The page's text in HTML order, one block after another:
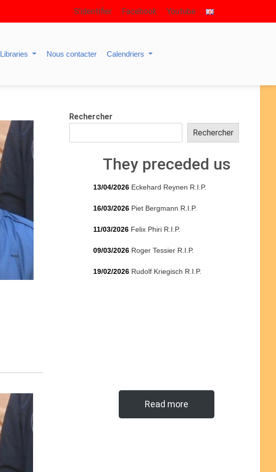
S’identifier Facebook Youtube
Libraries Nous contacter Calendriers
Rechercher
Rechercher
They preceded us
13/04/2026 Eckehard Reynen R.I.P.
16/03/2026 Piet Bergmann R.I.P.
11/03/2026 Felix Phiri R.I.P.
09/03/2026 Roger Tessier R.I.P.
19/02/2026 Rudolf Kriegisch R.I.P.
Read more